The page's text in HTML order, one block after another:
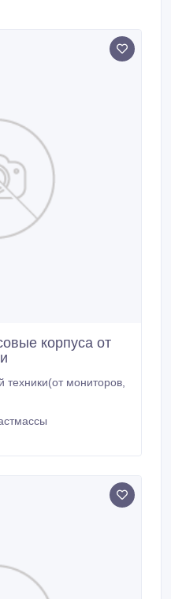
корпуса от
техники(от мониторов,